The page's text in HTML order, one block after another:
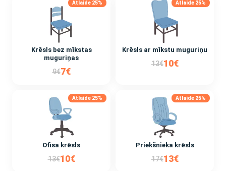
Atlaide 25%
Krēsls bez mīkstas
muguriņas
9€7€
Atlaide 25%
Krēsls ar mīkstu muguriņu
13€10€
Atlaide 25%
Ofisa krēsls
13€10€
Atlaide 25%
Priekšnieka krēsls
17€13€